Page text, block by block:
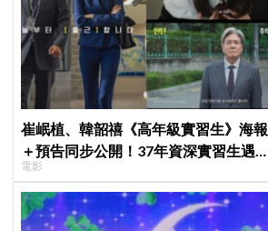
崔岷植、韓韶禧《高年級實習生》海報
＋預告同步公開！37年資深實習生遇上
美女CEO
電影